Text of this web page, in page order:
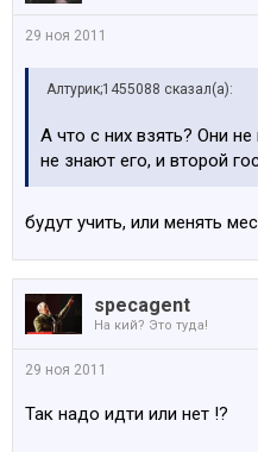
29 ноя 2011
Алтурик;1455088 сказал(а):
А что с них взять? Они
не знают его, и второй
будут учить, или менять
specagent
На кий? Это туда!
29 ноя 2011
Так надо идти или нет !?